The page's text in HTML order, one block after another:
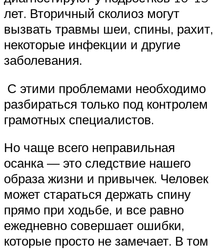
лет. Вторичный сколиоз могут
вызвать травмы шеи, спины, рахит,
некоторые инфекции и другие
заболевания.
С этими проблемами необходимо
разбираться только под контролем
грамотных специалистов.
Но чаще всего неправильная
осанка — это следствие нашего
образа жизни и привычек. Человек
может стараться держать спину
прямо при ходьбе, и все равно
ежедневно совершает ошибки,
которые просто не замечает. В том